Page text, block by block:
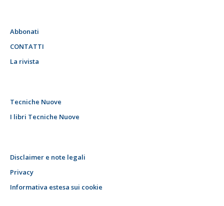
Abbonati
CONTATTI
La rivista
Tecniche Nuove
I libri Tecniche Nuove
Disclaimer e note legali
Privacy
Informativa estesa sui cookie